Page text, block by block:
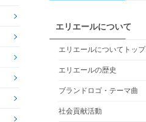
エリエールについて
エリエールについてトップ
エリエールの歴史
ブランドロゴ・テーマ曲
社会貢献活動